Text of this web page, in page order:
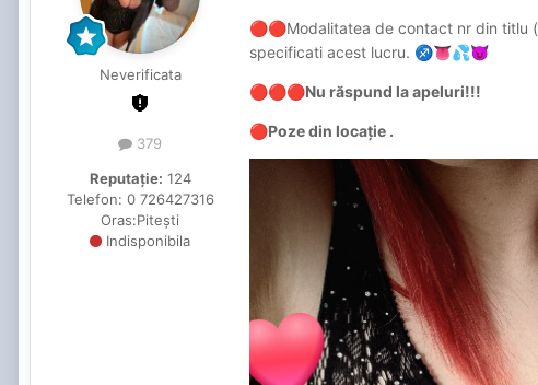
Neverificata
379
Reputație: 124
Telefon: 0 726427316
Oras:Pitești
Indisponibila
🔴🔴Modalitatea de contact nr din titlu (
specificati acest lucru. ♐👅💦😈
🔴🔴🔴Nu răspund la apeluri!!!
🔴Poze din locație .